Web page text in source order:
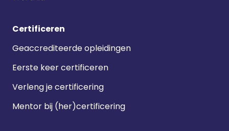
Certificeren
Geaccrediteerde opleidingen
Eerste keer certificeren
Verleng je certificering
Mentor bij (her)certificering